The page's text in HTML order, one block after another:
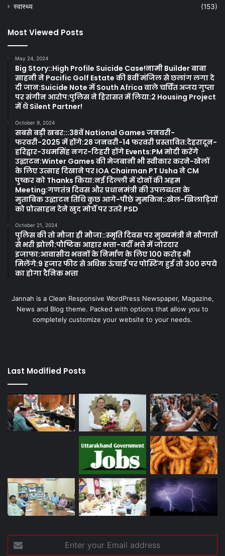
स्वास्थ्य
(153)
Most Viewed Posts
May 24, 2024
Big Story::High Profile Suicide Case!नामी Builder बाबा
साहनी ने Pacific Golf Estate की 8वीं मंजिल से छलांग लगा दे
दी जान:Suicide Note में South Africa वाले चर्चित अजय गुप्ता
पर संगीन आरोप:पुलिस ने हिरासत में लिया:2 Housing Project
में थे Silent Partner!
October 9, 2024
सबसे बड़ी खबर:::38वें National Games जनवरी-
फरवरी-2025 में होंगे:28 जनवरी-14 फरवरी प्रस्तावित:देहरादून-
हरिद्वार-उधमसिंह नगर-टिहरी होंगे Events:PM मोदी करेंगे
उद्घाटन:Winter Games की मेजबानी भी स्वीकार करने-खेलों
के लिए उत्साह दिखाने पर IOA Chairman PT Usha ने CM
पुष्कर को Thanks किया:नई दिल्ली में दोनों की अहम
Meeting:गणतंत्र दिवस और प्रधानमंत्री की उपलब्धता के
मुताबिक उद्घाटन तिथि कुछ आगे-पीछे मुमकिन::खेल-खिलाड़ियों
को प्रोत्साहन देने खुद मोर्चे पर उतरे PSD
October 21, 2024
पुलिस की तो मौजा ही मौजा::स्मृति दिवस पर मुख्यमंत्री ने सौगातों
से भरी झोली:पौष्टिक आहार भत्ता-वर्दी भत्ते में जोरदार
इजाफा:आवासीय भवनों के निर्माण के लिए 100 करोड़ भी
मिलेंगे:9 हजार फीट से अधिक ऊंचाई पर पोस्टिंग हुई तो 300 रूपये
का होगा दैनिक भत्ता
Jannah is a Clean Responsive WordPress Newspaper, Magazine,
News and Blog theme. Packed with options that allow you to
completely customize your website to your needs.
Last Modified Posts
your